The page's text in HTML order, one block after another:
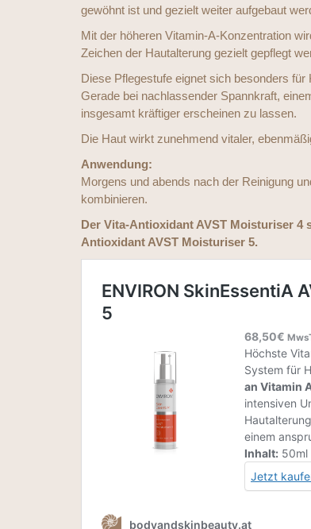
gewöhnt ist und gezielt weiter aufgebaut
Mit der höheren Vitamin-A-Konzentration
Zeichen der Hautalterung gezielt gepflegt
Diese Pflegestufe eignet sich besonders
Gerade bei nachlassender Spannkraft,
insgesamt kräftiger erscheinen zu lassen.
Die Haut wirkt zunehmend vitaler,
Anwendung:
Morgens und abends nach der Reinigung
kombinieren.
Der Vita-Antioxidant AVST Moisturiser
Antioxidant AVST Moisturiser 5.